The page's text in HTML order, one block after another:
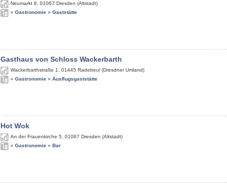
Neumarkt 8 01067 Dresden (Altstadt)
» Gastronomie » Gaststätte
Gasthaus von Schloss Wackerbarth
Wackerbarthstraße 1 01445 Radebeul (Dresdner Umland)
» Gastronomie » Ausflugsgaststätte
Hot Wok
An der Frauenkirche 5 01067 Dresden (Altstadt)
» Gastronomie » Bar